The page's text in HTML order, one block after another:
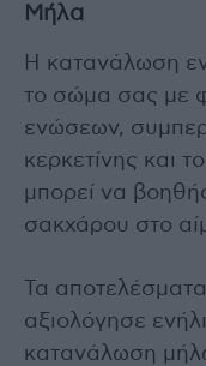
Μήλα
Η κατανάλωση
το σώμα σας με
ενώσεων,
κερκετίνης και
μπορεί να
σακχάρου στο
Τα
αξιολόγησε
κατανάλωση